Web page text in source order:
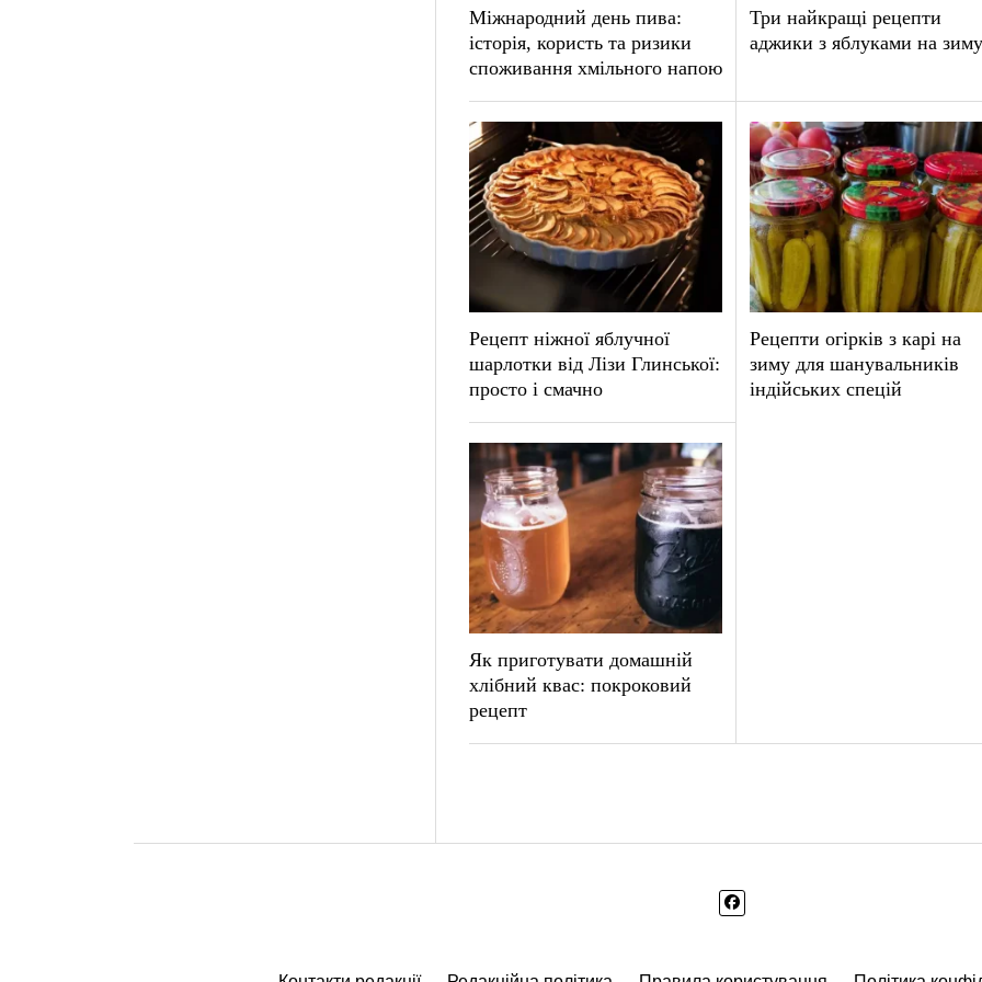
Міжнародний день пива:
історія, користь та ризики
споживання хмільного напою
Три найкращі рецепти
аджики з яблуками на зиму
Рецепт ніжної яблучної
шарлотки від Лізи Глинської:
просто і смачно
Рецепти огірків з карі на
зиму для шанувальників
індійських спецій
Як приготувати домашній
хлібний квас: покроковий
рецепт